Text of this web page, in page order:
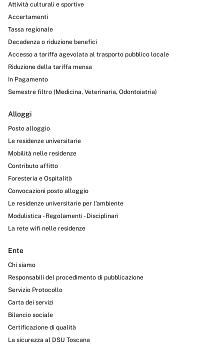
Attività culturali e sportive
Accertamenti
Tassa regionale
Decadenza o riduzione benefici
Accesso a tariffa agevolata al trasporto pubblico locale
Riduzione della tariffa mensa
In Pagamento
Semestre filtro (Medicina, Veterinaria, Odontoiatria)
Alloggi
Posto alloggio
Le residenze universitarie
Mobilità nelle residenze
Contributo affitto
Foresteria e Ospitalità
Convocazioni posto alloggio
Le residenze universitarie per l’ambiente
Modulistica - Regolamenti - Disciplinari
La rete wifi nelle residenze
Ente
Chi siamo
Responsabili del procedimento di pubblicazione
Servizio Protocollo
Carta dei servizi
Bilancio sociale
Certificazione di qualità
La sicurezza al DSU Toscana